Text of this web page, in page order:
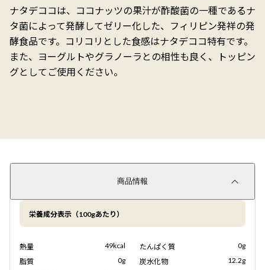
ナタデココは、ココナッツの果汁が酢酸菌の一種であるナ
タ菌によって発酵してゼリー化した、フィリピン発祥の発
酵食品です。コリコリとした食感はナタデココ特有です。
また、ヨーグルトやグラノーラとの相性も良く、トッピン
グとしてご使用ください。
商品情報
栄養成分表示（100gあたり）
熱量 49kcal たんぱく質
0g
脂質
0g 炭水化物
12.2g